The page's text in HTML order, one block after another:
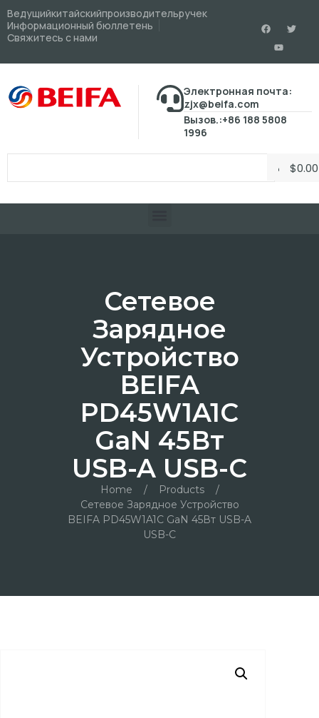
Ведущийкитайскийпроизводительручек
Информационный бюллетень
Свяжитесь с нами
Электронная почта:
zjx@beifa.com
Вызов.:+86 188 5808
1996
$0.00
Сетевое
Зарядное
Устройство
BEIFA
PD45W1A1C
GaN 45Вт
USB-A USB-C
Home / Products
/
Сетевое Зарядное Устройство
BEIFA PD45W1A1C GaN 45Вт USB-A
USB-C